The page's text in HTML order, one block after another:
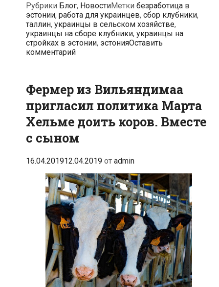
Рубрики Блог, НовостиМетки безработица в
эстонии, работа для украинцев, сбор клубники,
таллин, украинцы в сельском хозяйстве,
украинцы на сборе клубники, украинцы на
стройках в эстонии, эстонияОставить
комментарий
Фермер из Вильяндимаа
пригласил политика Марта
Хельме доить коров. Вместе
с сыном
16.04.201912.04.2019 от admin